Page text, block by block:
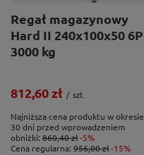
Regał magazynowy
Hard II 240x100x50 6P
3000 kg
812,60 zł / szt.
Najniższa cena produktu w okresie
30 dni przed wprowadzeniem
obniżki: 860,40 zł-5%
Cena regularna: 956,00 zł-15%